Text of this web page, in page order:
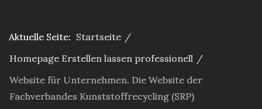
Aktuelle Seite: Startseite /
Homepage Erstellen lassen professionell /
Website für Unternehmen. Die Website der
Fachverbandes Kunststoffrecycling (SRP)